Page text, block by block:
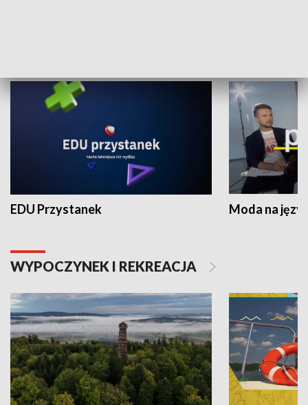
EDU Przystanek Moda na
WYPOCZYNEK I REKREACJA